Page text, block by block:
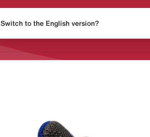
Release Kalender
Switch to the English version?